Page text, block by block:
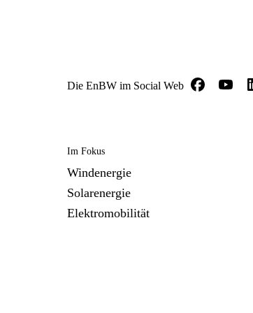
Die EnBW im Social Web
Im Fokus
Windenergie
Solarenergie
Elektromobilität